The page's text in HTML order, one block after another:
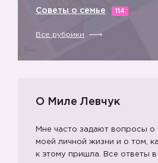
Советы о семье 114
Все рубрики
О Миле Левчук
Мне часто задают вопросы о
моей личной жизни и о том,
к этому пришла. Все ответы в